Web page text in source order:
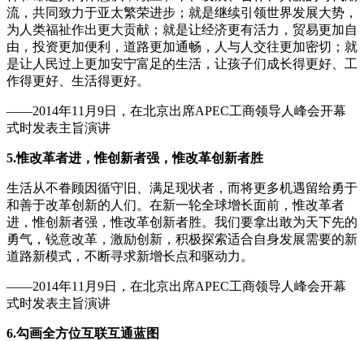
流，共同致力于亚太繁荣进步；就是继续引领世界发展大势，
为人类福祉作出更大贡献；就是让经济更有活力，贸易更加自
由，投资更加便利，道路更加通畅，人与人交往更加密切；就
是让人民过上更加安宁富足的生活，让孩子们成长得更好、工
作得更好、生活得更好。
——2014年11月9日，在北京出席APEC工商领导人峰会开幕
式时发表主旨演讲
5.惟改革者进，惟创新者强，惟改革创新者胜
生活从不眷顾因循守旧、满足现状者，而将更多机遇留给勇于
和善于改革创新的人们。在新一轮全球增长面前，惟改革者
进，惟创新者强，惟改革创新者胜。我们要拿出敢为天下先的
勇气，锐意改革，激励创新，积极探索适合自身发展需要的新
道路新模式，不断寻求新增长点和驱动力。
——2014年11月9日，在北京出席APEC工商领导人峰会开幕
式时发表主旨演讲
6.勾画全方位互联互通蓝图